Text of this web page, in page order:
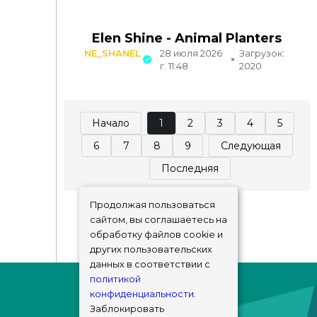
Elen Shine - Animal Planters
NE_SHANEL
28 июля 2026
г. 11:48
Загрузок:
2020
Начало 1 2 3 4
5
6
7 8 9
Следующая
Последняя
Продолжая пользоваться
сайтом, вы соглашаетесь на
обработку файлов cookie и
других пользовательских
данных в соответствии с
политикой
конфиденциальности.
Заблокировать